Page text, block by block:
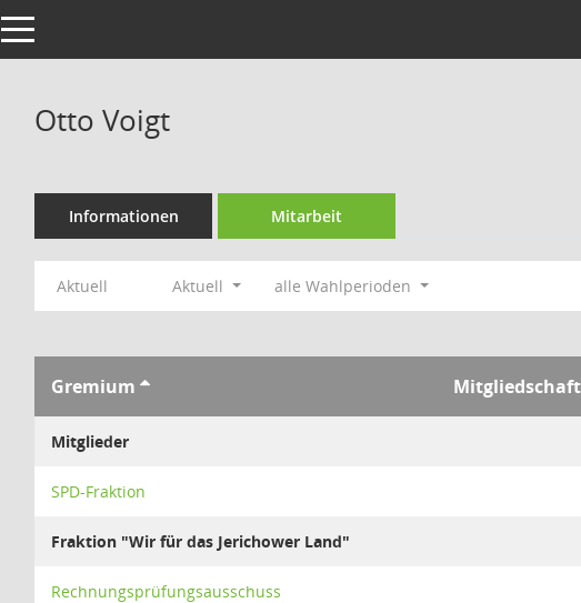
Toggle navigation
Otto Voigt
Informationen Mitarbeit
Aktuell Aktuell alle Wahlperioden
Gremium Mitgliedschaft
Mitglieder
SPD-Fraktion
Fraktion "Wir für das Jerichower Land"
Rechnungsprüfungsausschuss